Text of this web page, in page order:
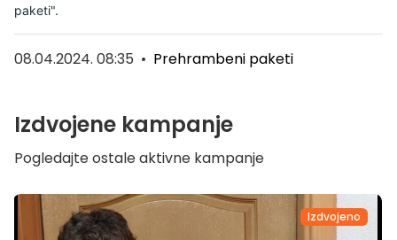
paketi".
08.04.2024. 08:35 • Prehrambeni paketi
Izdvojene kampanje
Pogledajte ostale aktivne kampanje
Izdvojeno